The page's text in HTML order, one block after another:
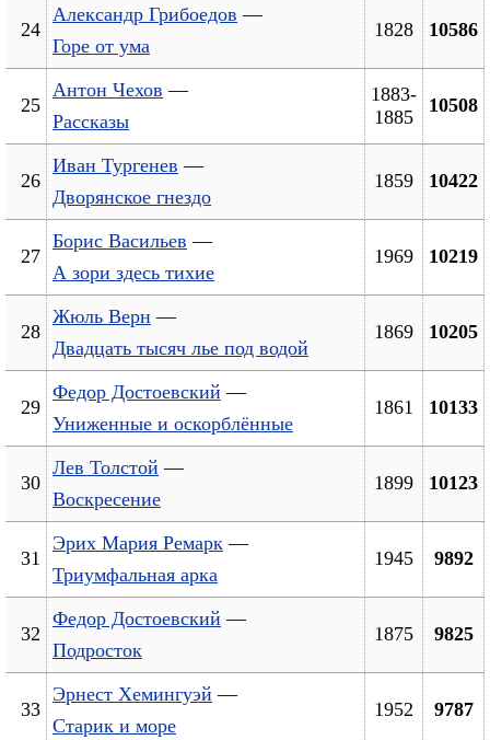
24
Александр Грибоедов —
Горе от ума
1828 10586
25
Антон Чехов —
Рассказы
1883-
1885
10508
26
Иван Тургенев —
Дворянское гнездо
1859 10422
27
Борис Васильев —
А зори здесь тихие
1969 10219
28
Жюль Верн —
Двадцать тысяч лье под водой
1869 10205
29
Федор Достоевский —
Униженные и оскорблённые
1861 10133
30
Лев Толстой —
Воскресение
1899 10123
31
Эрих Мария Ремарк —
Триумфальная арка
1945 9892
32
Федор Достоевский —
Подросток
1875 9825
33
Эрнест Хемингуэй —
Старик и море
1952 9787